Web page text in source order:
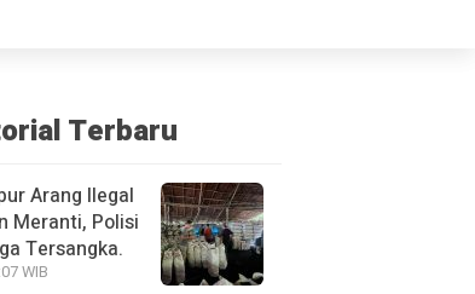
Terbaru
Arang Ilegal
Meranti, Polisi
Tersangka.
WIB